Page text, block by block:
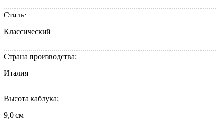
Стиль:
Классический
Страна производства:
Италия
Высота каблука:
9,0 см